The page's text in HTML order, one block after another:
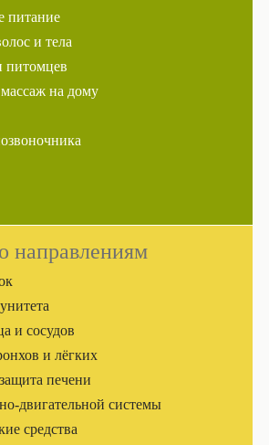
питание
и тела
питомцев
на дому
направлениям
и сосудов
и лёгких
печени
двигательной системы
средства